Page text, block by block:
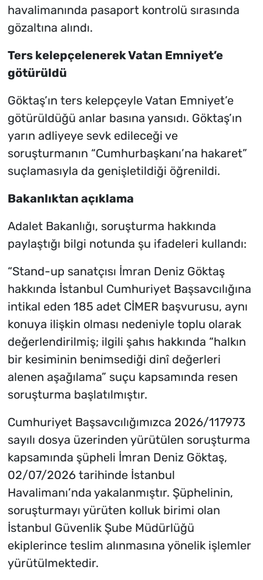
havalimanında pasaport kontrolü sırasında
gözaltına alındı.
Ters kelepçelenerek Vatan Emniyet’e
götürüldü
Göktaş’ın ters kelepçeyle Vatan Emniyet’e
götürüldüğü anlar basına yansıdı. Göktaş’ın
yarın adliyeye sevk edileceği ve
soruşturmanın “Cumhurbaşkanı’na hakaret”
suçlamasıyla da genişletildiği öğrenildi.
Bakanlıktan açıklama
Adalet Bakanlığı, soruşturma hakkında
paylaştığı bilgi notunda şu ifadeleri kullandı:
“Stand-up sanatçısı İmran Deniz Göktaş
hakkında İstanbul Cumhuriyet Başsavcılığına
intikal eden 185 adet CİMER başvurusu, aynı
konuya ilişkin olması nedeniyle toplu olarak
değerlendirilmiş; ilgili şahıs hakkında “halkın
bir kesiminin benimsediği dinî değerleri
alenen aşağılama” suçu kapsamında resen
soruşturma başlatılmıştır.
Cumhuriyet Başsavcılığımızca 2026/117973
sayılı dosya üzerinden yürütülen soruşturma
kapsamında şüpheli İmran Deniz Göktaş,
02/07/2026 tarihinde İstanbul
Havalimanı’nda yakalanmıştır. Şüphelinin,
soruşturmayı yürüten kolluk birimi olan
İstanbul Güvenlik Şube Müdürlüğü
ekiplerince teslim alınmasına yönelik işlemler
yürütülmektedir.